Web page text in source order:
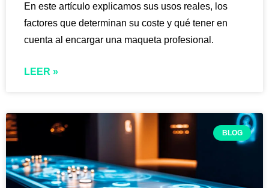
En este artículo explicamos sus usos reales, los
factores que determinan su coste y qué tener en
cuenta al encargar una maqueta profesional.
LEER »
BLOG